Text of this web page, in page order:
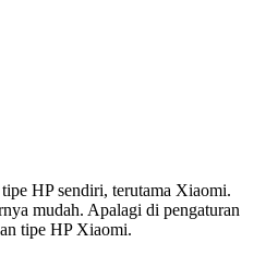
HP sendiri, terutama Xiaomi.
mudah. Apalagi di pengaturan
tipe HP Xiaomi.